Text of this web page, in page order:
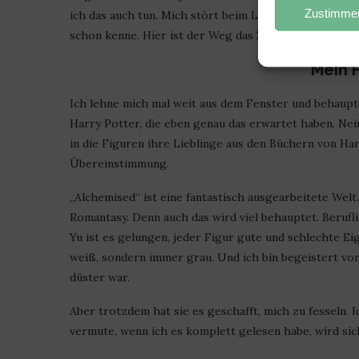
ich das auch tun. Mich stört beim Lesen nicht, dass
schon kenne. Hier ist der Weg das Ziel.
Mein
Ich lehne mich mal weit aus dem Fenster und
Harry Potter, die eben genau das erwartet haben.
in die Figuren ihre Lieblinge aus den Büchern von
Übereinstimmung.
„Alchemised“ ist eine fantastisch ausgearbeitete
Romantasy. Denn auch das wird viel behauptet.
Yu ist es gelungen, jeder Figur gute und schlechte
weiß, sondern immer grau. Und ich bin begeistert
düster war.
Aber trotzdem hat sie es geschafft, mich zu fesseln.
vermute, wenn ich es komplett gelesen habe, wird